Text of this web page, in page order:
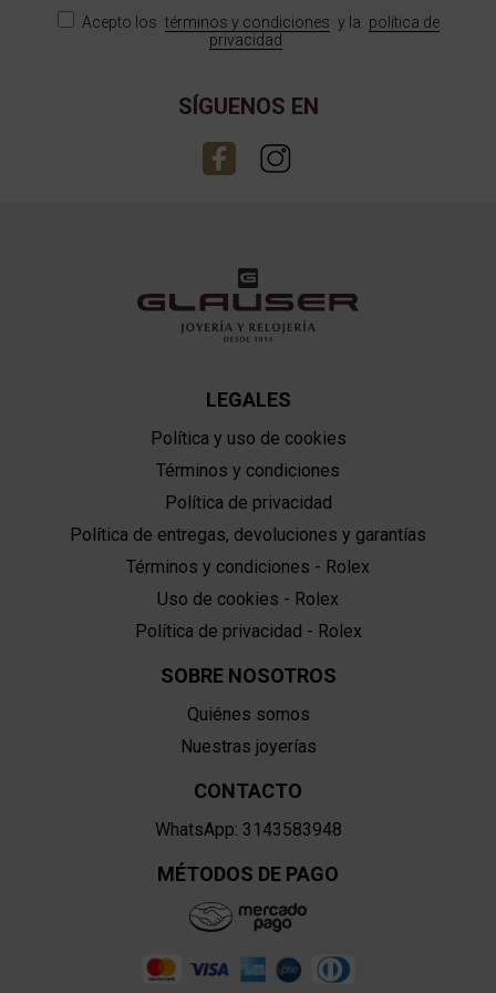
Acepto los términos y condiciones y la política de
privacidad
SÍGUENOS EN
LEGALES
Política y uso de cookies
Términos y condiciones
Política de privacidad
Política de entregas, devoluciones y garantías
Términos y condiciones - Rolex
Uso de cookies - Rolex
Política de privacidad - Rolex
SOBRE NOSOTROS
Quiénes somos
Nuestras joyerías
CONTACTO
WhatsApp: 3143583948
MÉTODOS DE PAGO